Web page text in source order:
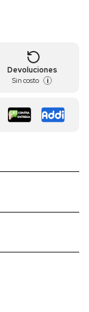
Devoluciones
Sin costo i